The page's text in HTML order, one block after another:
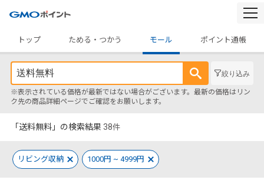
トップ
ためる・つかう モール ポイント通帳
絞り込み
※表示されている価格が最新ではない場合がございます。最新の価格はリン
ク先の商品詳細ページでご確認をお願いします。
「送料無料」の検索結果 38件
リビング収納 1000円 ~ 4999円